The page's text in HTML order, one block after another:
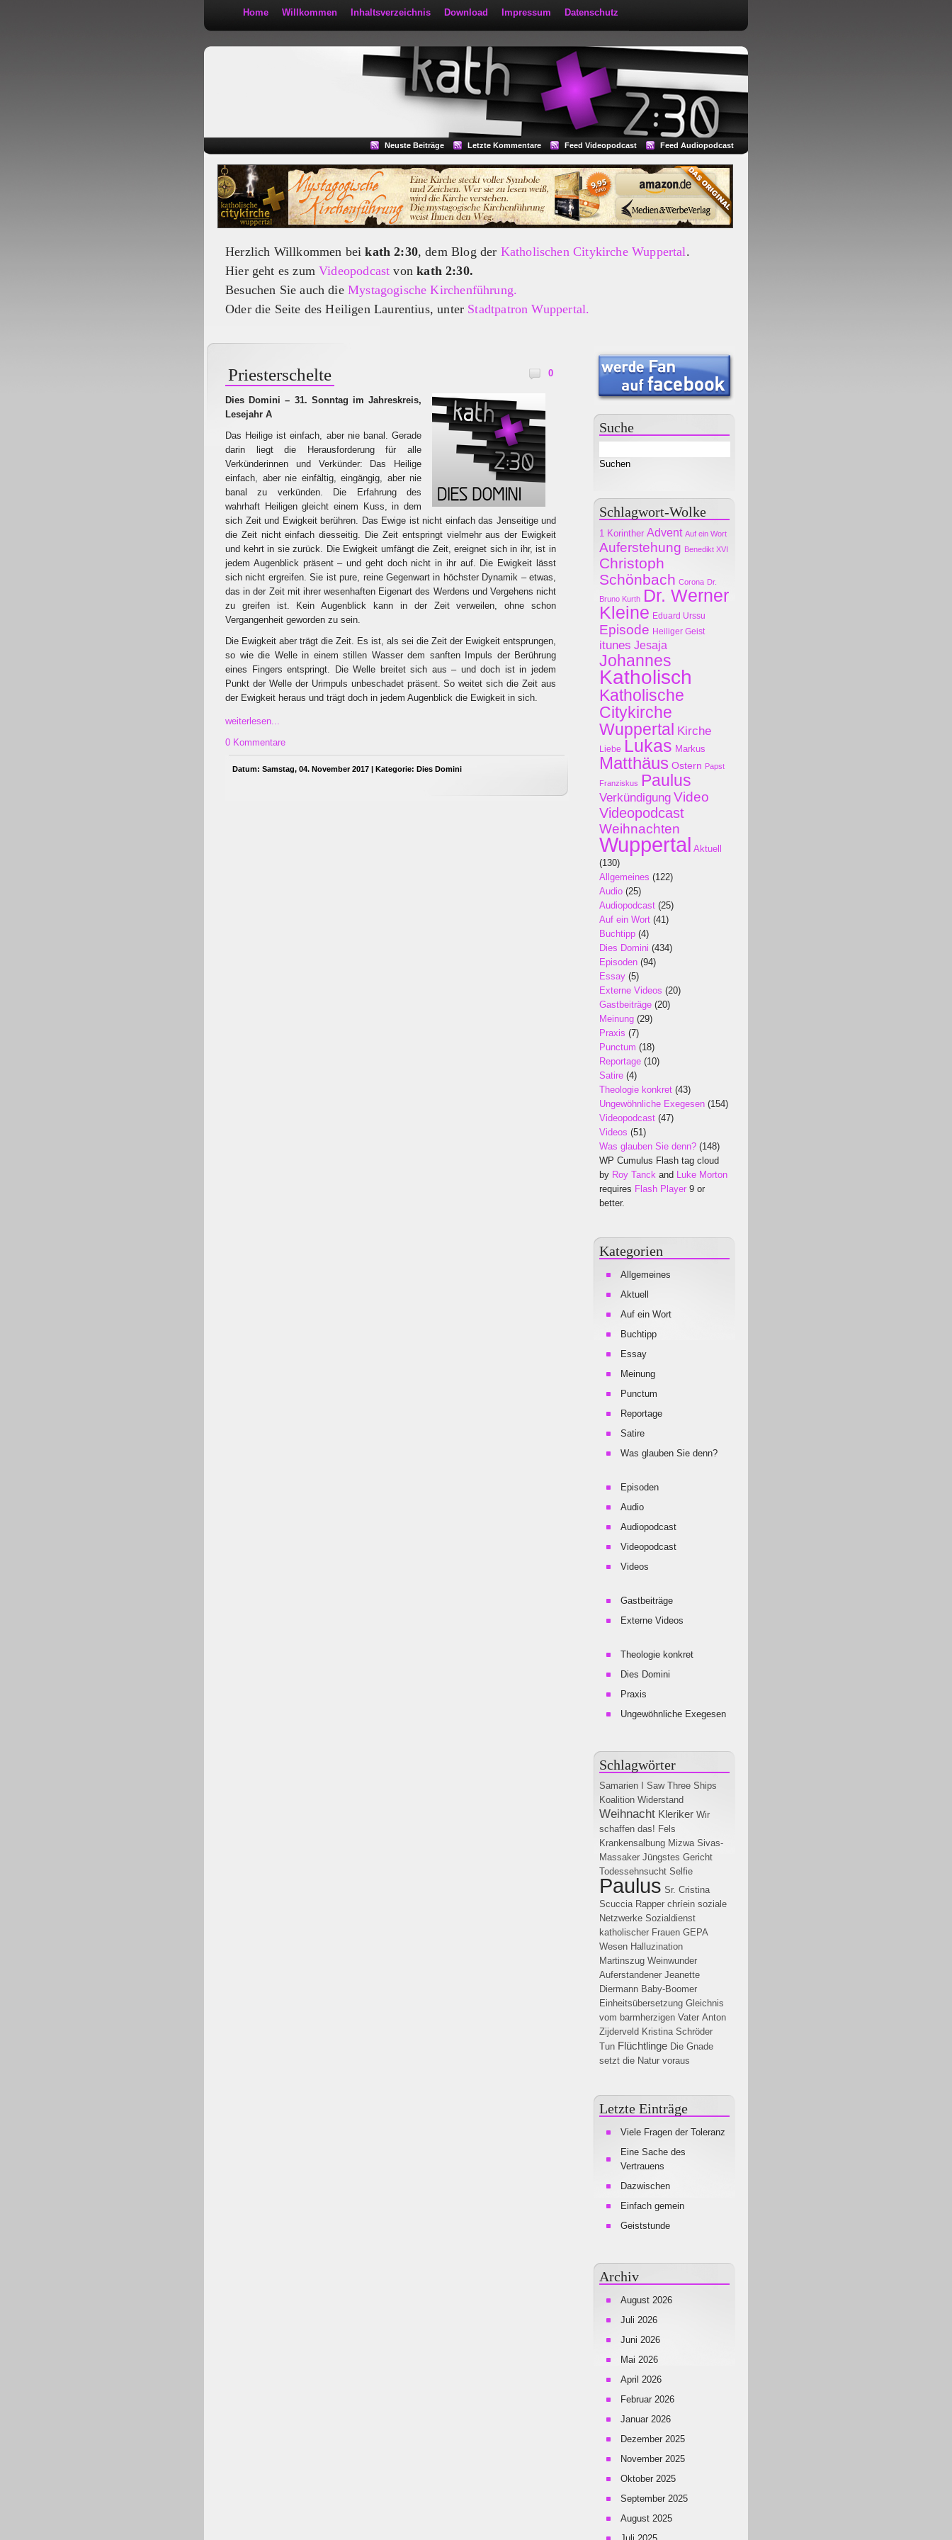
Home Willkommen Inhaltsverzeichnis Download Impressum Datenschutz
Neuste Beiträge Letzte Kommentare Feed Videopodcast Feed Audiopodcast
Herzlich Willkommen beikath 2:30, dem Blog der Katholischen Citykirche Wuppertal.
Hier geht es zumVideopodcast vonkath 2:30.
Besuchen Sie auch die Mystagogische Kirchenführung.
Oder die Seite des Heiligen Laurentius, unter Stadtpatron Wuppertal.
Priesterschelte 0
Dies Domini – 31. Sonntag im Jahreskreis,
Lesejahr A
Das Heilige ist einfach, aber nie banal. Gerade
darin liegt die Herausforderung für alle
Verkünderinnen und Verkünder: Das Heilige
einfach, aber nie einfältig, eingängig, aber nie
banal zu verkünden. Die Erfahrung des
wahrhaft Heiligen gleicht einem Kuss, in dem
sich Zeit und Ewigkeit berühren. Das Ewige ist nicht einfach das Jenseitige und
die Zeit nicht einfach diesseitig. Die Zeit entspringt vielmehr aus der Ewigkeit
und kehrt in sie zurück. Die Ewigkeit umfängt die Zeit, ereignet sich in ihr, ist in
jedem Augenblick präsent – und geht doch nicht in ihr auf. Die Ewigkeit lässt
sich nicht ergreifen. Sie ist pure, reine Gegenwart in höchster Dynamik – etwas,
das in der Zeit mit ihrer wesenhaften Eigenart des Werdens und Vergehens nicht
zu greifen ist. Kein Augenblick kann in der Zeit verweilen, ohne schon
Vergangenheit geworden zu sein.
Die Ewigkeit aber trägt die Zeit. Es ist, als sei die Zeit der Ewigkeit entsprungen,
so wie die Welle in einem stillen Wasser dem sanften Impuls der Berührung
eines Fingers entspringt. Die Welle breitet sich aus – und doch ist in jedem
Punkt der Welle der Urimpuls unbeschadet präsent. So weitet sich die Zeit aus
der Ewigkeit heraus und trägt doch in jedem Augenblick die Ewigkeit in sich.
weiterlesen...
0 Kommentare
Datum: Samstag, 04. November 2017 | Kategorie: Dies Domini
Suche
Schlagwort-Wolke
1 Korinther Advent Auf ein Wort
Auferstehung Benedikt XVI
Christoph
Schönbach Corona Dr.
Bruno Kurth Dr. Werner
Kleine Eduard Urssu
Episode Heiliger Geist
itunes Jesaja
Johannes
Katholisch
Katholische
Citykirche
Wuppertal Kirche
Liebe Lukas Markus
Matthäus Ostern Papst
Franziskus Paulus
Verkündigung Video
Videopodcast
Weihnachten
Wuppertal Aktuell
(130)
Allgemeines (122)
Audio (25)
Audiopodcast (25)
Auf ein Wort (41)
Buchtipp (4)
Dies Domini (434)
Episoden (94)
Essay (5)
Externe Videos (20)
Gastbeiträge (20)
Meinung (29)
Praxis (7)
Punctum (18)
Reportage (10)
Satire (4)
Theologie konkret (43)
Ungewöhnliche Exegesen (154)
Videopodcast (47)
Videos (51)
Was glauben Sie denn? (148)
WP Cumulus Flash tag cloud
by Roy Tanck and Luke Morton
requires Flash Player 9 or
better.
Kategorien
Allgemeines
Aktuell
Auf ein Wort
Buchtipp
Essay
Meinung
Punctum
Reportage
Satire
Was glauben Sie denn?
Episoden
Audio
Audiopodcast
Videopodcast
Videos
Gastbeiträge
Externe Videos
Theologie konkret
Dies Domini
Praxis
Ungewöhnliche Exegesen
Schlagwörter
Samarien
I Saw Three Ships
Koalition Widerstand
Weihnacht Kleriker Wir
schaffen das! Fels
Krankensalbung Mizwa Sivas-
Massaker Jüngstes Gericht
Todessehnsucht Selfie
Paulus Sr. Cristina
Scuccia Rapper chríein soziale
Netzwerke Sozialdienst
katholischer Frauen GEPA
Wesen Halluzination
Martinszug Weinwunder
Auferstandener Jeanette
Diermann Baby-Boomer
Einheitsübersetzung Gleichnis
vom barmherzigen Vater Anton
Zijderveld Kristina Schröder
Tun Flüchtlinge Die Gnade
setzt die Natur voraus
Letzte Einträge
Viele Fragen der Toleranz
Eine Sache des
Vertrauens
Dazwischen
Einfach gemein
Geiststunde
Archiv
August 2026
Juli 2026
Juni 2026
Mai 2026
April 2026
Februar 2026
Januar 2026
Dezember 2025
November 2025
Oktober 2025
September 2025
August 2025